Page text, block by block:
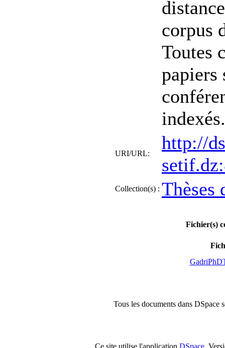
corpus
Toutes
papiers
indexés.
URI/URL:
http://
Collection(s) : Thèses
Fichier(s)
Tous les documents dans DSpace
Ce site utilise l'application DSpace,